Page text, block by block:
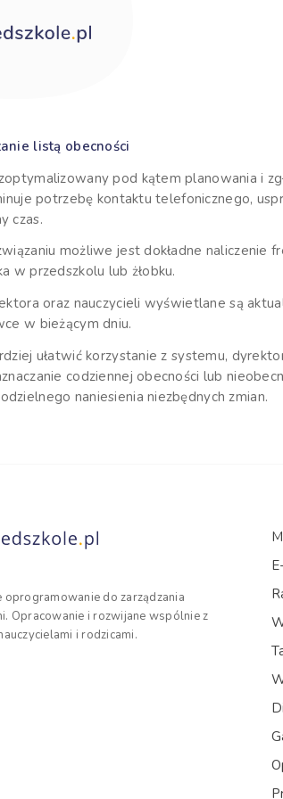
listą obecności
pod kątem planowania i
potrzebę kontaktu telefonicznego,
czas.
możliwe jest dokładne naliczenie
w przedszkolu lub żłobku.
oraz nauczycieli wyświetlane są
w bieżącym dniu.
ułatwić korzystanie z systemu,
codziennej obecności lub
naniesienia niezbędnych zmian.
oprogramowanie do zarządzania
Opracowanie i rozwijane wspólnie z
i rodzicami.